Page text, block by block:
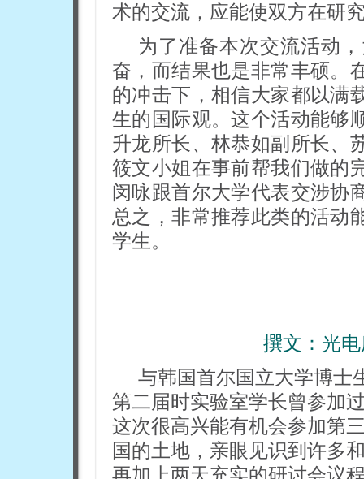
术的交流，应能使双方在研
为了准备本次交流活动
奋，而结果也是非常丰硕。
的冲击下，相信大家都以满
生的国际观。这个活动能够
升龙所长、林恭如副所长、
筱文小姐在事前帮我们做的
闵咏跟首尔大学代表交涉协
总之，非常推荐此类的活动
学生。
撰文：光
与韩国首尔国立大学博士
第二届时实验室学长曾参加
这次很高兴能有机会参加第
国的土地，亲眼见识到许多